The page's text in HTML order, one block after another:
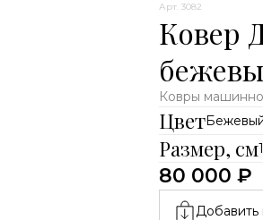
Арт. 3082
Ковер
Ковры
Цвет
Размер, см
80 000 ₽